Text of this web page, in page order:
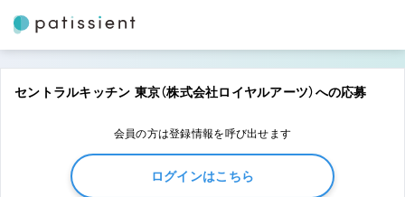
セントラルキッチン 東京（株式会社ロイヤルアーツ）への応募
会員の方は登録情報を呼び出せます
ログインはこちら